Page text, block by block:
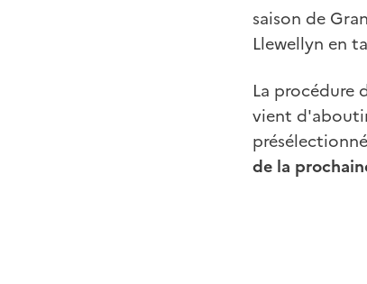
saison de
Llewellyn en
La procédure
vient
de la